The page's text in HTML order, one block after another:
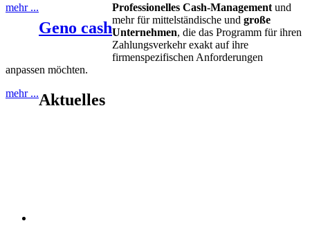
mehr ...
Geno cash
Professionelles Cash-Management und
mehr für mittelständische und große
Unternehmen, die das Programm für ihren
Zahlungsverkehr exakt auf ihre
firmenspezifischen Anforderungen
anpassen möchten.
mehr ...Aktuelles